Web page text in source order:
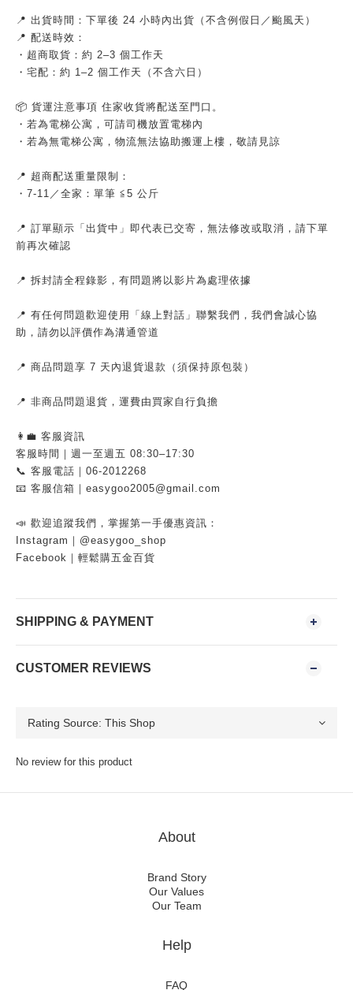
📍 出貨時間：下單後 24 小時內出貨（不含例假日／颱風天）
📍 配送時效：
・超商取貨：約 2–3 個工作天
・宅配：約 1–2 個工作天（不含六日）
📦 貨運注意事項 住家收貨將配送至門口。
・若為電梯公寓，可請司機放置電梯內
・若為無電梯公寓，物流無法協助搬運上樓，敬請見諒
📍 超商配送重量限制：
・7-11／全家：單筆 ≦5 公斤
📍 訂單顯示「出貨中」即代表已交寄，無法修改或取消，請下單
前再次確認
📍 拆封請全程錄影，有問題將以影片為處理依據
📍 有任何問題歡迎使用「線上對話」聯繫我們，我們會誠心協
助，請勿以評價作為溝通管道
📍 商品問題享 7 天內退貨退款（須保持原包裝）
📍 非商品問題退貨，運費由買家自行負擔
👩‍💼 客服資訊
客服時間｜週一至週五 08:30–17:30
📞 客服電話｜06-2012268
📧 客服信箱｜easygoo2005@gmail.com
📣 歡迎追蹤我們，掌握第一手優惠資訊：
Instagram｜@easygoo_shop
Facebook｜輕鬆購五金百貨
SHIPPING & PAYMENT
CUSTOMER REVIEWS
No review for this product
About
Brand Story
Our Values
Our Team
Help
FAQ